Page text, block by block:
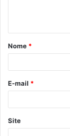
á
r
*
Nome *
E-mail *
Site